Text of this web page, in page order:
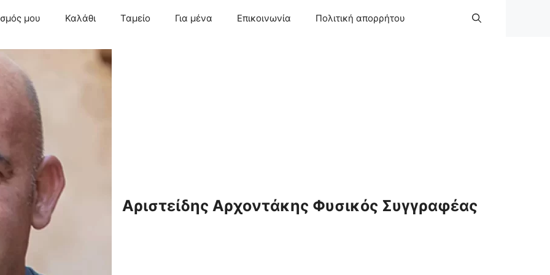
μου Καλάθι Ταμείο Για μένα Επικοινωνία Πολιτική απορρήτου
Αριστείδης Αρχοντάκης Φυσικός Συγγραφέας